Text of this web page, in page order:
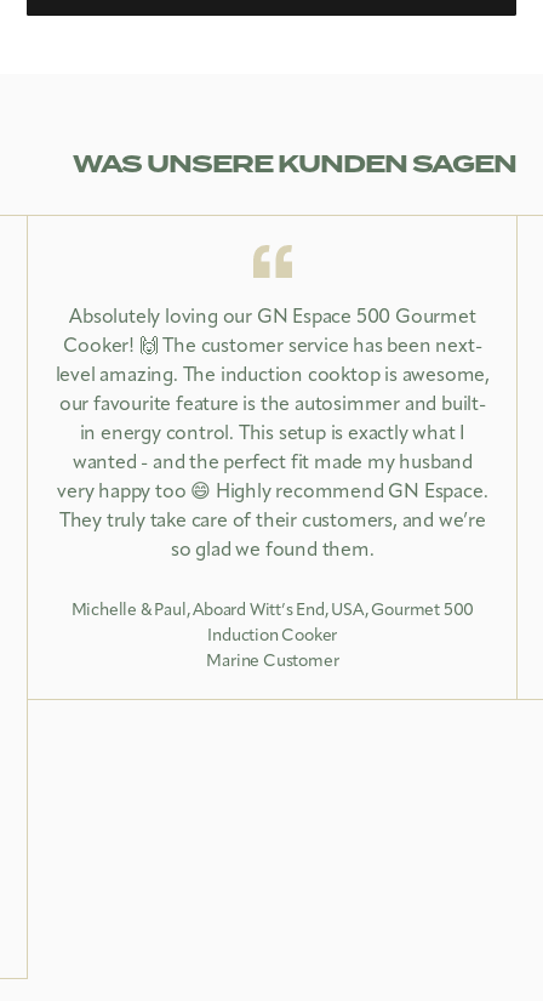
WAS UNSERE KUNDEN SAGEN
Absolutely loving our GN Espace 500 Gourmet
Cooker! 🙌 The customer service has been next-
level amazing. The induction cooktop is awesome,
our favourite feature is the autosimmer and built-
in energy control. This setup is exactly what I
wanted - and the perfect fit made my husband
very happy too 😄 Highly recommend GN Espace.
They truly take care of their customers, and we’re
so glad we found them.
Michelle & Paul, Aboard Witt’s End, USA, Gourmet 500
Induction Cooker
Marine Customer